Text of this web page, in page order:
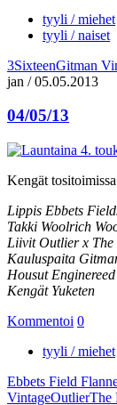
tyyli / miehet
tyyli / naiset
3SixteenGitman
jan /05.05.2013
04/05/13
Kengät
Lippis Ebbets
Takki Woolrich
Liivit Outlier x
Kauluspaita
Housut
Kengät Yuketen
Kommentoi 0
tyyli / miehet
Ebbets Field
VintageOutlierThe